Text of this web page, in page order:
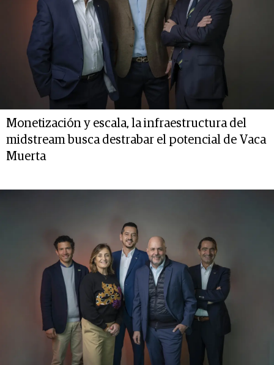
Monetización y escala, la infraestructura del
midstream busca destrabar el potencial de Vaca
Muerta